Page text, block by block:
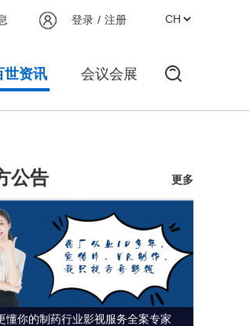
登录 / 注册
世资讯 会议会展
更多
公告
懂你的制药行业影视服务全案专家